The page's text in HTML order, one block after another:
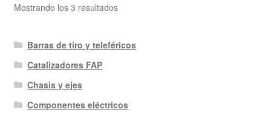
Mostrando los 3 resultadosOrdenado
últimos
Barras de tiro y teleféricos
Catalizadores FAP
Chasis y ejes
Componentes eléctricos